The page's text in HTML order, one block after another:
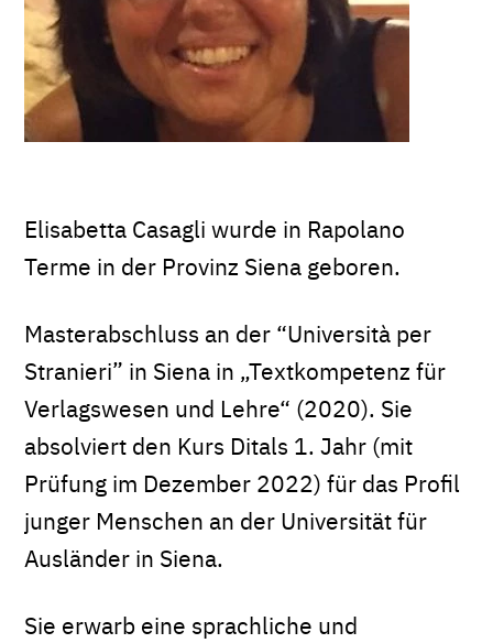
Elisabetta Casagli wurde in Rapolano
Terme in der Provinz Siena geboren.
Masterabschluss an der “Università per
Stranieri” in Siena in „Textkompetenz für
Verlagswesen und Lehre“ (2020). Sie
absolviert den Kurs Ditals 1. Jahr (mit
Prüfung im Dezember 2022) für das Profil
junger Menschen an der Universität für
Ausländer in Siena.
Sie erwarb eine sprachliche und